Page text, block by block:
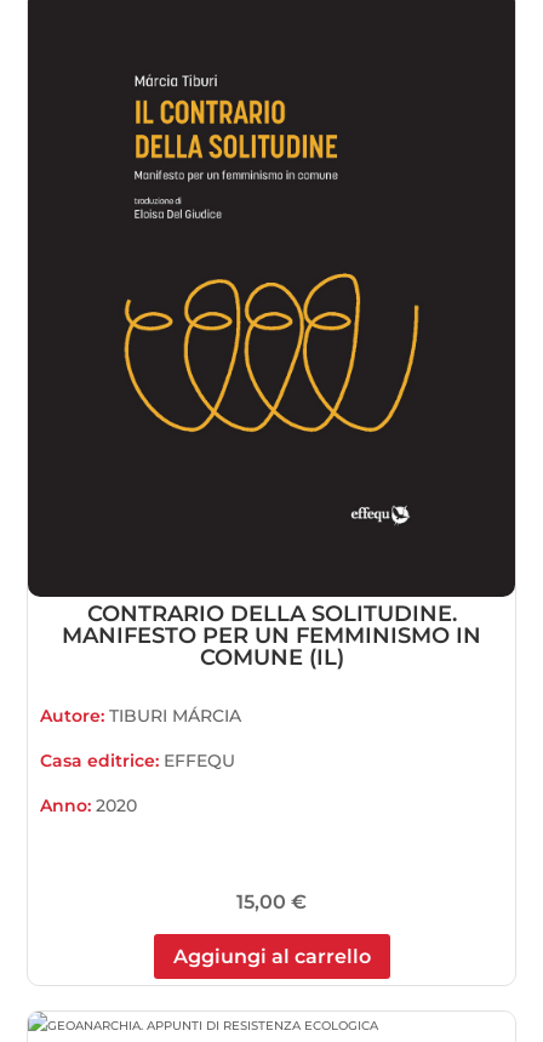
CONTRARIO DELLA SOLITUDINE.
MANIFESTO PER UN FEMMINISMO IN
COMUNE (IL)
Autore:TIBURI MÁRCIA
Casa editrice: EFFEQU
Anno:2020
15,00 €
Aggiungi al carrello